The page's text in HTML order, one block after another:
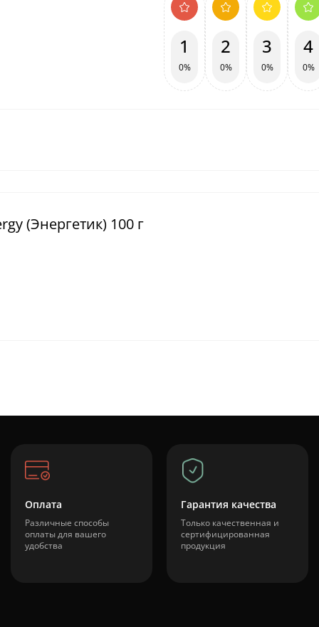
1
0%
2
0%
3
0%
4
0%
(Энергетик) 100 г
Оплата
Различные способы
оплаты для вашего
удобства
Гарантия качества
Только качественная и
сертифицированная
продукция